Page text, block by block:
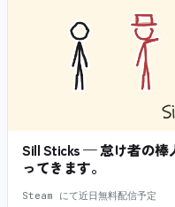
Sill Sticks — 怠け者の棒
ってきます。
Steam にて近日無料配信予定